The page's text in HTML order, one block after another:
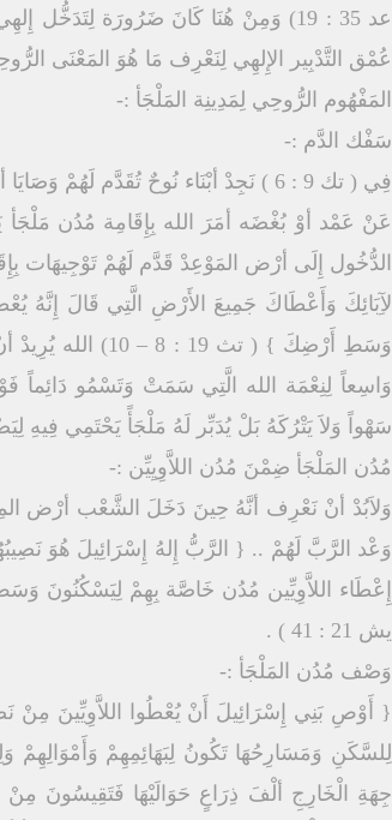
عد 35 : 19) وَمِنْ هُنَا كَانَ ضَرُورَة
عُمْق التَّدْبِير الإِلهِي لِنَعْرِف مَا هُوَ المَعْنَى
المَفْهُوم الرُّوحِي لِمَدِينِة المَلْجَأ :-
سَفْك الدَّم :-
فِي ( تك 9 : 6 ) نَجِدْ أبْنَاء نُوحٌ
عَنْ عَمْد أوْ بُغْضَه أمَرَ الله بِإِقَامِة مُدُن
الدُّخُول إِلَى أرْض المَوْعِدْ قَدَّم لَهُمْ تَوْجِيهَات
لآِبَائِكَ وَأَعْطَاكَ جَمِيعَ الأَرْضِ الَّتِي قَالَ
وَسَطِ أَرْضِكَ } ( تث
وَاسِعاً لِنِعْمَة الله الَّتِي سَمَتْ وَتَسْمُو دَائِماً
سَهْواً وَلاَ يَتْرُكَهُ بَلْ يُدَبِّر لَهُ مَلْجَأً يَحْتَمِي فِيهِ
مُدُن المَلْجَأ ضِمْنَ مُدُن اللاَّوِيِيِّن :-
وَلاَبُدْ أنْ نَعْرِف أنَّهُ حِينَ دَخَلَ الشَّعْب أرْض
إِعْطَاء اللاَّوِيِّين مُدُن خَاصَّة بِهِمْ لِيَسْكُنُونَ
يش 21 : 41 ) .
وَصْف مُدُن المَلْجَأ :-
{ أَوْصِ بَنِي إِسْرَائِيلَ أَنْ يُعْطُوا اللاَّوِيِّينَ مِنْ
لِلسَّكَنِ وَمَسَارِحُهَا تَكُونُ لِبَهَائِمِهِمْ وَأَمْوَالِهِمْ
جِهَةِ الْخَارِجِ ألْفَ ذِرَاعٍ حَوَالَيْهَا فَتَقِيسُونَ